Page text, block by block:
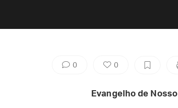
0 0
Evangelho de